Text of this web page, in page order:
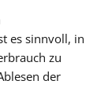
es sinnvoll, in
zu
der